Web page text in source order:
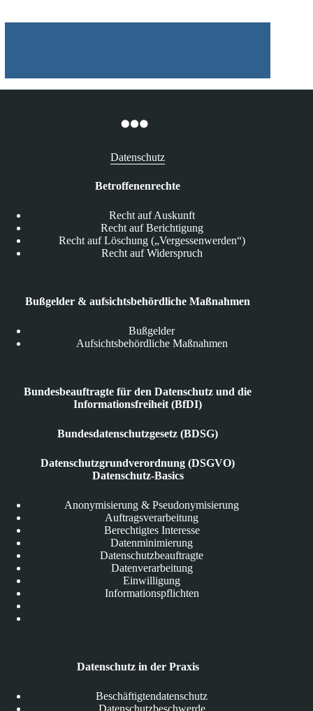
Datenschutz
Betroffenenrechte
Recht auf Auskunft
Recht auf Berichtigung
Recht auf Löschung („Vergessenwerden“)
Recht auf Widerspruch
Bußgelder & aufsichtsbehördliche Maßnahmen
Bußgelder
Aufsichtsbehördliche Maßnahmen
Bundesbeauftragte für den Datenschutz und die
Informationsfreiheit (BfDI)
Bundesdatenschutzgesetz (BDSG)
Datenschutzgrundverordnung (DSGVO)
Datenschutz-Basics
Anonymisierung & Pseudonymisierung
Auftragsverarbeitung
Berechtigtes Interesse
Datenminimierung
Datenschutzbeauftragte
Datenverarbeitung
Einwilligung
Informationspflichten
Datenschutz in der Praxis
Beschäftigtendatenschutz
Datenschutzbeschwerde